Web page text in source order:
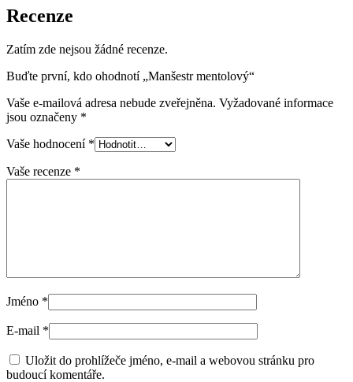
Recenze
Zatím zde nejsou žádné recenze.
Buďte první, kdo ohodnotí „Manšestr mentolový“
Vaše e-mailová adresa nebude zveřejněna. Vyžadované informace
jsou označeny *
Vaše hodnocení *
Vaše recenze *
Jméno *
E-mail *
Uložit do prohlížeče jméno, e-mail a webovou stránku pro
budoucí komentáře.